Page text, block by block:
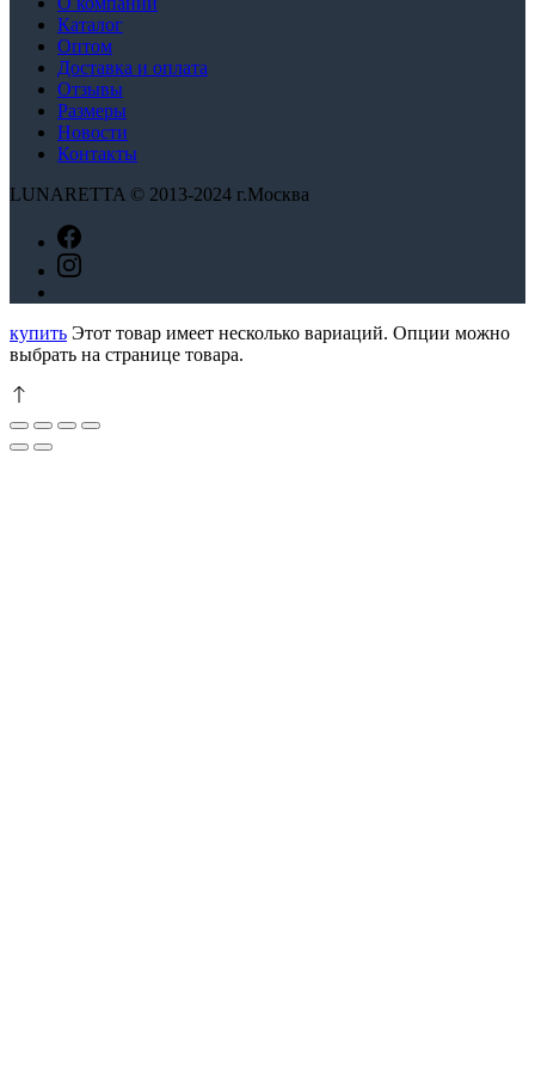
Каталог
Оптом
Доставка и оплата
Отзывы
Размеры
Новости
Контакты
LUNARETTA © 2013-2024 г.Москва
купить Этот товар имеет несколько вариаций. Опции можно
выбрать на странице товара.